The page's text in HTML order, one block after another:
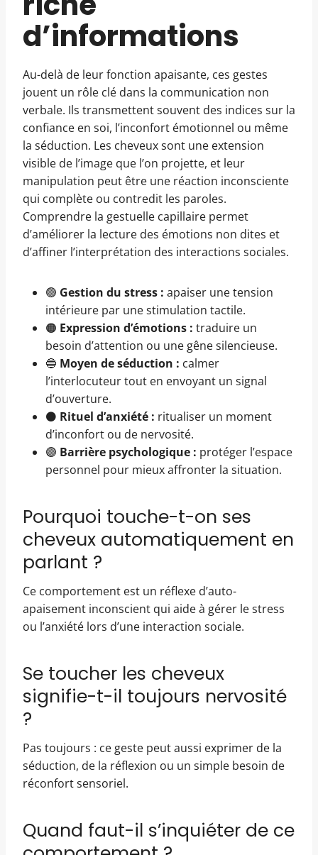
d’informations
Au-delà de leur fonction apaisante, ces gestes
jouent un rôle clé dans la communication non
verbale. Ils transmettent souvent des indices sur la
confiance en soi, l’inconfort émotionnel ou même
la séduction. Les cheveux sont une extension
visible de l’image que l’on projette, et leur
manipulation peut être une réaction inconsciente
qui complète ou contredit les paroles.
Comprendre la gestuelle capillaire permet
d’améliorer la lecture des émotions non dites et
d’affiner l’interprétation des interactions sociales.
🟢 Gestion du stress : apaiser une tension
intérieure par une stimulation tactile.
🟠 Expression d’émotions : traduire un
besoin d’attention ou une gêne silencieuse.
🔵 Moyen de séduction : calmer
l’interlocuteur tout en envoyant un signal
d’ouverture.
⚫ Rituel d’anxiété : ritualiser un moment
d’inconfort ou de nervosité.
🟣 Barrière psychologique : protéger l’espace
personnel pour mieux affronter la situation.
Pourquoi touche-t-on ses
cheveux automatiquement en
parlant ?
Ce comportement est un réflexe d’auto-
apaisement inconscient qui aide à gérer le stress
ou l’anxiété lors d’une interaction sociale.
Se toucher les cheveux
signifie-t-il toujours nervosité
?
Pas toujours : ce geste peut aussi exprimer de la
séduction, de la réflexion ou un simple besoin de
réconfort sensoriel.
Quand faut-il s’inquiéter de ce